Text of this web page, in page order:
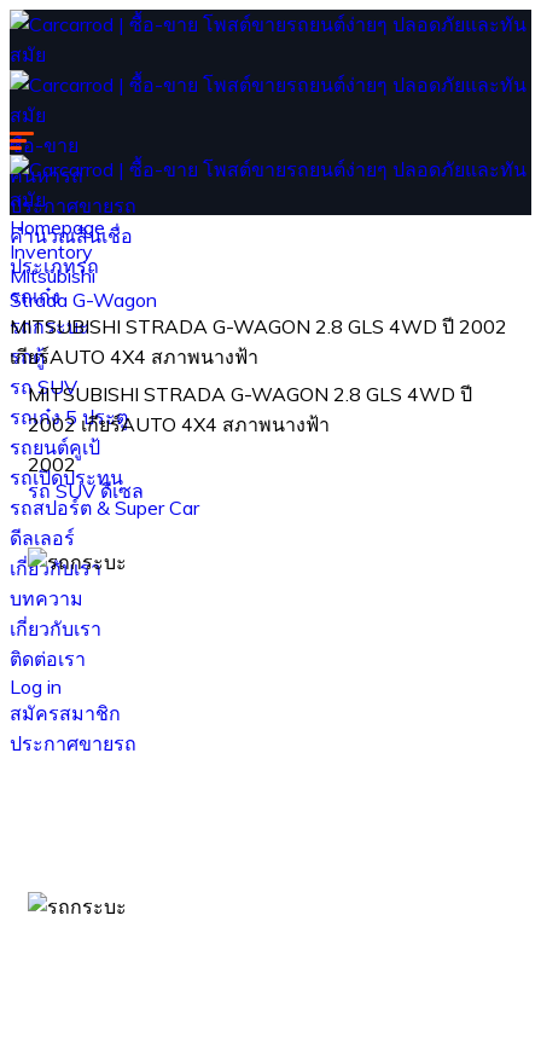
ซื้อ-ขาย
ค้นหารถ
ประกาศขายรถ
คำนวณสินเชื่อ
ประเภทรถ
รถเก๋ง
รถกระบะ
รถตู้
รถ SUV
รถเก๋ง 5 ประตู
รถยนต์คูเป้
รถเปิดประทุน
รถสปอร์ต & Super Car
ดีลเลอร์
เกี่ยวกับเรา
บทความ
เกี่ยวกับเรา
ติดต่อเรา
Log in
สมัครสมาชิก
ประกาศขายรถ
Homepage
Inventory
Mitsubishi
Strada G-Wagon
MITSUBISHI STRADA G-WAGON 2.8 GLS 4WD ปี 2002
เกียร์AUTO 4X4 สภาพนางฟ้า
MITSUBISHI STRADA G-WAGON 2.8 GLS 4WD ปี
2002 เกียร์AUTO 4X4 สภาพนางฟ้า
2002
รถ SUVดีเซล